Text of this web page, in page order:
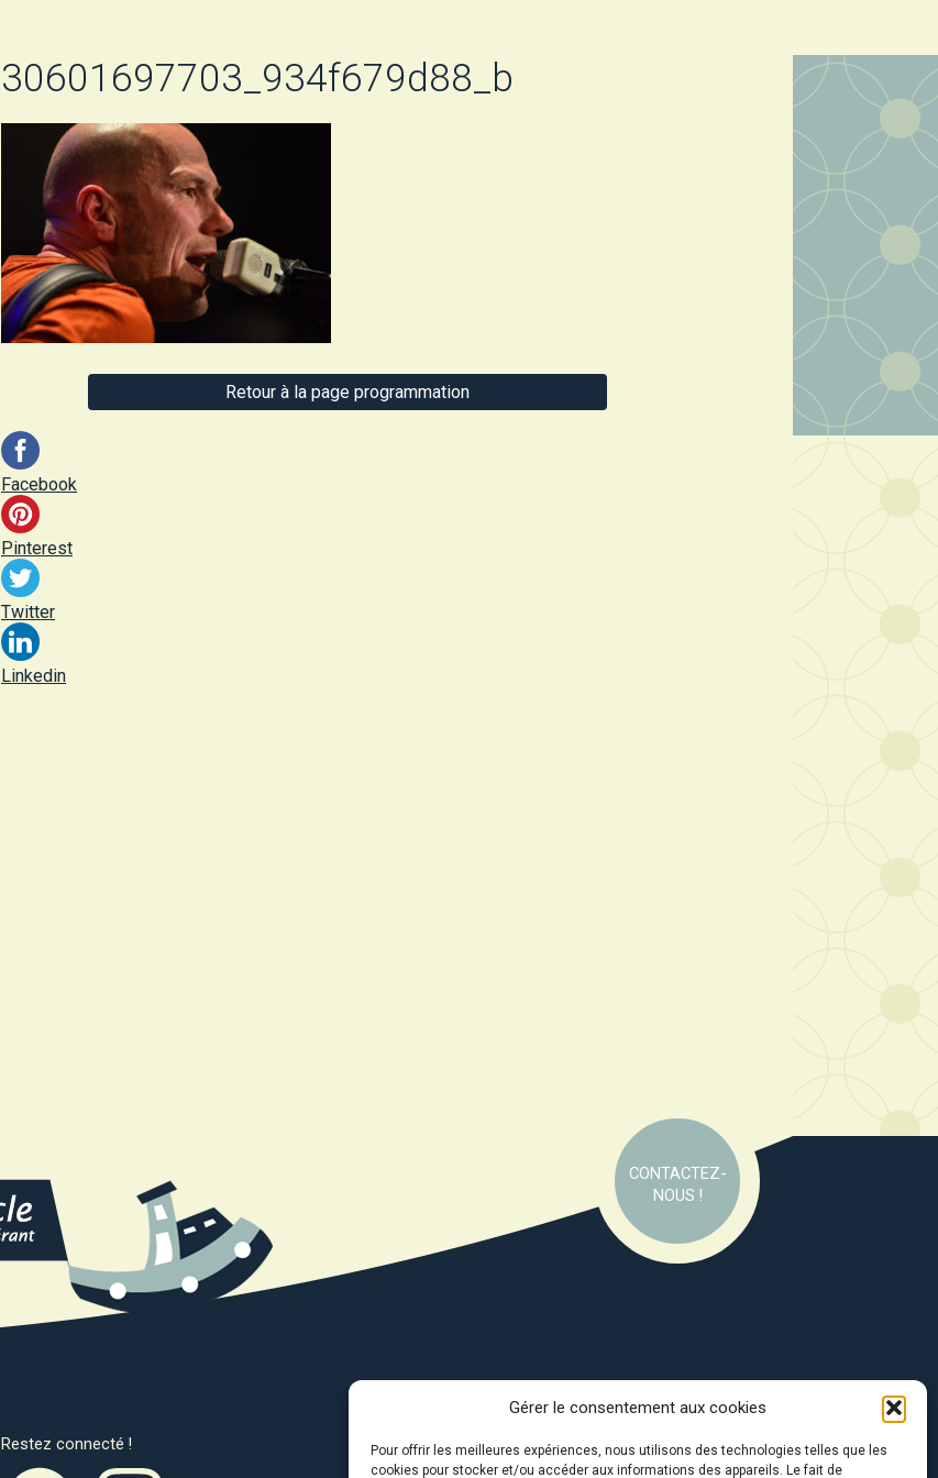
Gérer le consentement aux cookies
Pour offrir les meilleures expériences, nous utilisons des technologies telles que les
cookies pour stocker et/ou accéder aux informations des appareils. Le fait de
30601697703_934f679d88_b
Retour à la page programmation
Facebook
Pinterest
Twitter
Linkedin
CONTACTEZ-
NOUS !
Restez connecté ! Avec le soutien de :